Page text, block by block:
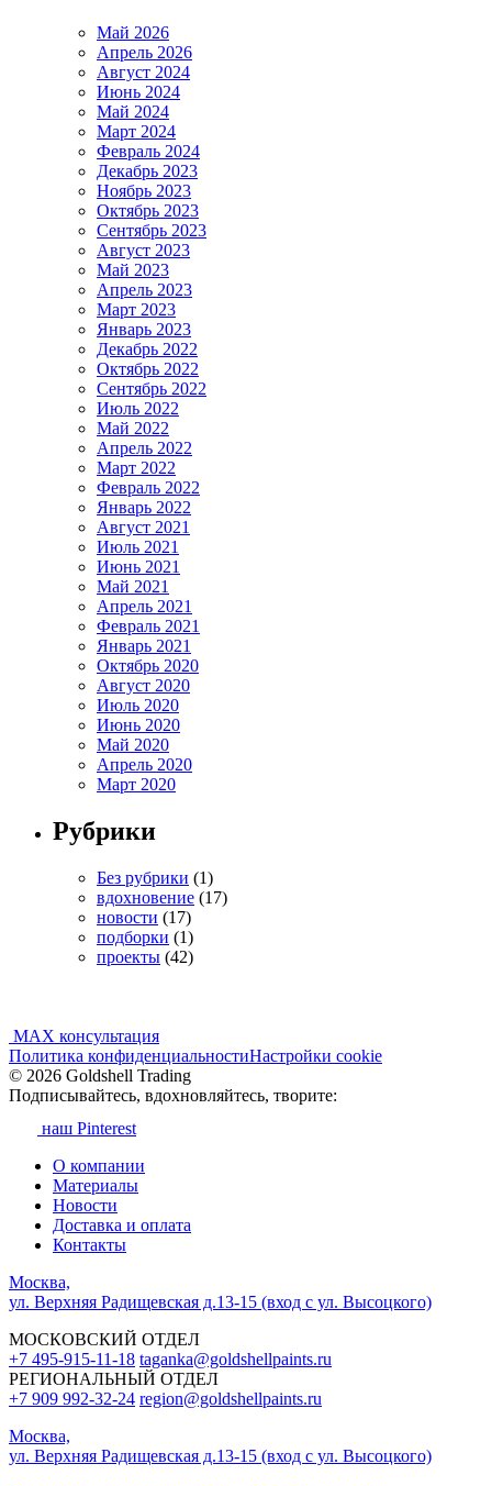
Май 2026
Апрель 2026
Август 2024
Июнь 2024
Май 2024
Март 2024
Февраль 2024
Декабрь 2023
Ноябрь 2023
Октябрь 2023
Сентябрь 2023
Август 2023
Май 2023
Апрель 2023
Март 2023
Январь 2023
Декабрь 2022
Октябрь 2022
Сентябрь 2022
Июль 2022
Май 2022
Апрель 2022
Март 2022
Февраль 2022
Январь 2022
Август 2021
Июль 2021
Июнь 2021
Май 2021
Апрель 2021
Февраль 2021
Январь 2021
Октябрь 2020
Август 2020
Июль 2020
Июнь 2020
Май 2020
Апрель 2020
Март 2020
Рубрики
Без рубрики (1)
вдохновение (17)
новости (17)
подборки (1)
проекты (42)
MAX консультация
Политика конфиденциальностиНастройки cookie
© 2026 Goldshell Trading
Подписывайтесь, вдохновляйтесь, творите:
наш Pinterest
О компании
Материалы
Новости
Доставка и оплата
Контакты
Москва,
ул. Верхняя Радищевская д.13-15 (вход с ул. Высоцкого)
МОСКОВСКИЙ ОТДЕЛ
+7 495-915-11-18 taganka@goldshellpaints.ru
РЕГИОНАЛЬНЫЙ ОТДЕЛ
+7 909 992-32-24‬ region@goldshellpaints.ru
Москва,
ул. Верхняя Радищевская д.13-15 (вход с ул. Высоцкого)